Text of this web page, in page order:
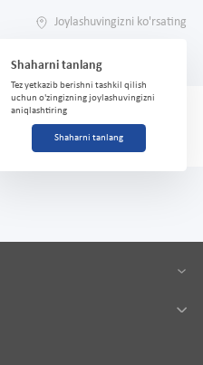
Joylashuvingizni ko'rsating
Shaharni tanlang
Tez yetkazib berishni tashkil qilish
uchun o'zingizning joylashuvingizni
aniqlashtiring
Shaharni tanlang
chiqaruvchilari